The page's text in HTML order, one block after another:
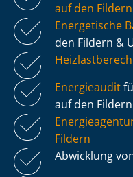
auf den Fildern
Energetische
den Fildern &
Energieaudit
auf den Fildern
Fildern
Abwicklung